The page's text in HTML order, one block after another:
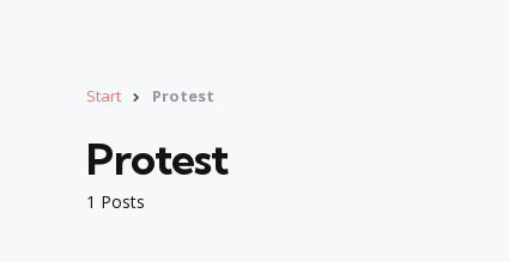
Start Protest
1 Posts
Protest